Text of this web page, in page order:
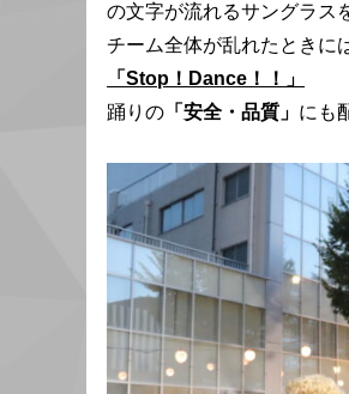
の文字が流れるサングラス
チーム全体が乱れたときに
「Stop！Dance！！」
踊りの 「安全・品質」 にも